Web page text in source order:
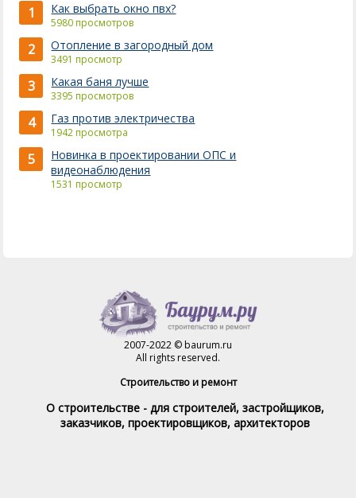
1 Как выбрать окно пвх?
5980 просмотров
2 Отопление в загородный дом
3491 просмотр
3 Какая баня лучше
3395 просмотров
4 Газ против электричества
1942 просмотра
5
Новинка в проектировании ОПС и
видеонаблюдения
1531 просмотр
2007-2022 © baurum.ru
All rights reserved.
Строительство и ремонт
О строительстве - для строителей, застройщиков,
заказчиков, проектировщиков, архитекторов